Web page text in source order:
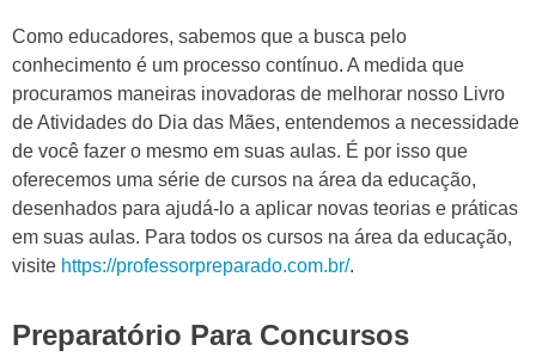
Como educadores, sabemos que a busca pelo
conhecimento é um processo contínuo. A medida que
procuramos maneiras inovadoras de melhorar nosso Livro
de Atividades do Dia das Mães, entendemos a necessidade
de você fazer o mesmo em suas aulas. É por isso que
oferecemos uma série de cursos na área da educação,
desenhados para ajudá-lo a aplicar novas teorias e práticas
em suas aulas. Para todos os cursos na área da educação,
visite https://professorpreparado.com.br/.
Preparatório Para Concursos